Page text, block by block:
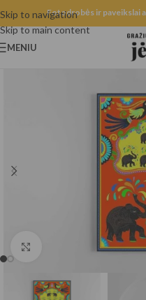
Skip to navigation
Skip to main content
Fotodrobės ir paveikslai
MENIU
Spustelėkite, norėdami